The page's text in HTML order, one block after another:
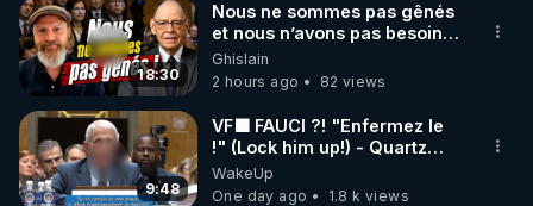
18:30
Nous ne sommes pas gênés
et nous n’avons pas besoin
de nous excuser ! #jw
#jehovah #collegecentral
Ghislain
2 hours ago
82 views
9:48
VF🟩 FAUCI ?! "Enfermez le
!" (Lock him up!) - Quartz
Traduction
WakeUp
One day ago
1.8 k views